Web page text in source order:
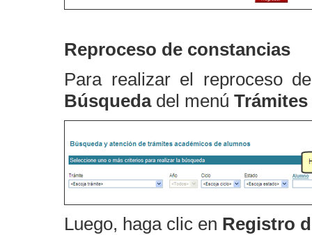
Reproceso de constancias
Para realizar el reproceso
Búsquedadel menú
Luego, haga clic en Registro